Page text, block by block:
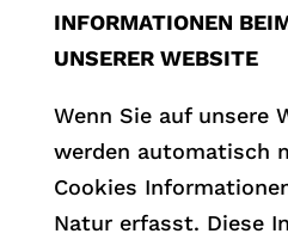
INFORMATIONEN
UNSERER WEBSITE
Wenn Sie auf unsere
werden automatisch
Cookies
Natur erfasst. Diese